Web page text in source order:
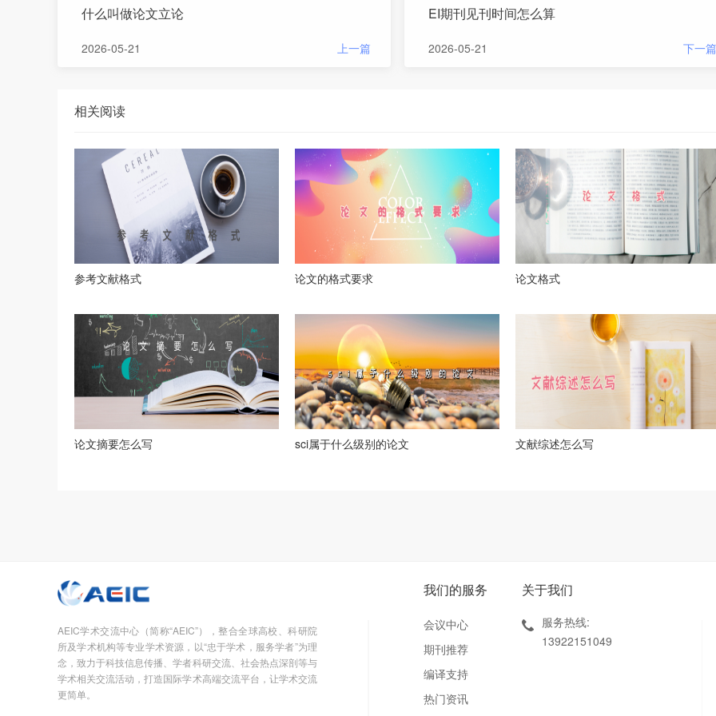
什么叫做论文立论
2026-05-21 上一篇
EI期刊见刊时间怎么算
2026-05-21 下一篇
相关阅读
参考文献格式 论文的格式要求 论文格式
论文摘要怎么写 sci属于什么级别的论文 文献综述怎么写
AEIC学术交流中心（简称“AEIC”），整合全球高校、科研院
所及学术机构等专业学术资源，以“忠于学术，服务学者”为理
念，致力于科技信息传播、学者科研交流、社会热点深剖等与
学术相关交流活动，打造国际学术高端交流平台，让学术交流
更简单。
我们的服务
会议中心
期刊推荐
编译支持
热门资讯
关于我们
服务热线:
13922151049